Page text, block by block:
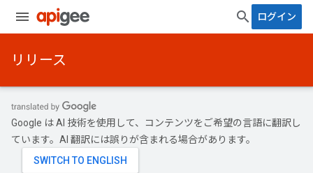
ログイン
リリース
Google は AI 技術を使用して、コンテンツをご希望の言語に翻訳し
ています。AI 翻訳には誤りが含まれる場合があります。